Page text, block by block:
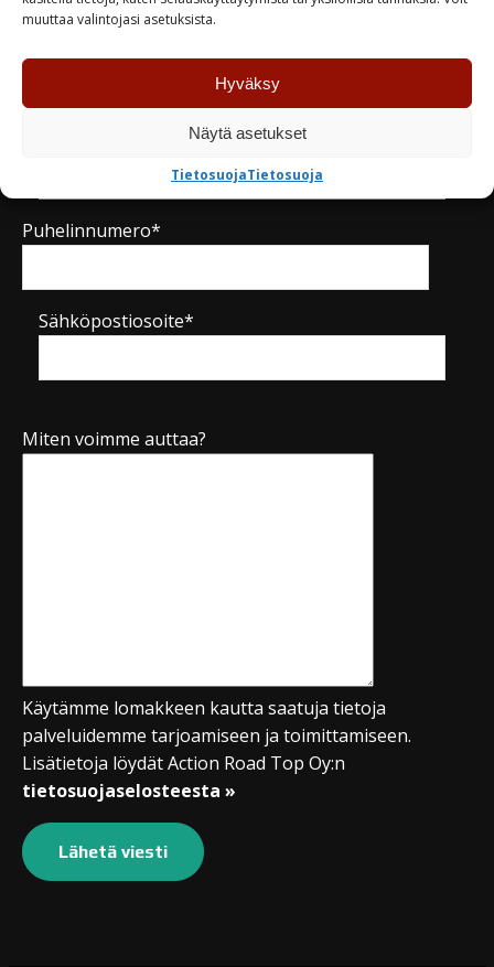
muuttaa valintojasi asetuksista.
Hyväksy
Näytä asetukset
TietosuojaTietosuoja
Puhelinnumero*
Sähköpostiosoite*
Miten voimme auttaa?
Käytämme lomakkeen kautta saatuja tietoja
palveluidemme tarjoamiseen ja toimittamiseen.
Lisätietoja löydät Action Road Top Oy:n
tietosuojaselosteesta »